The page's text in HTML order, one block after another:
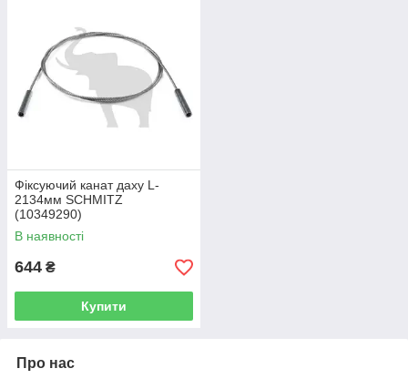
Фіксуючий канат даху L-
2134мм SCHMITZ
(10349290)
В наявності
644 ₴
Купити
Про нас